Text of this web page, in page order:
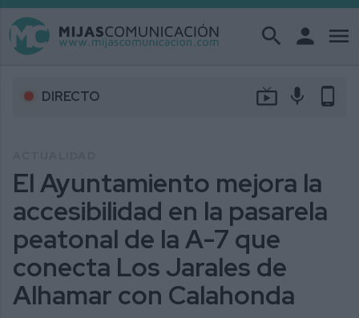
search person menu
DIRECTO live_tv mic phone_android
El Ayuntamiento mejora la
accesibilidad en la pasarela
peatonal de la A-7 que
conecta Los Jarales de
Alhamar con Calahonda